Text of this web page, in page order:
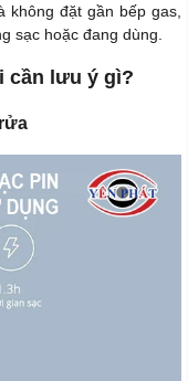
không đặt gần bếp gas,
sạc hoặc đang dùng.
cần lưu ý gì?